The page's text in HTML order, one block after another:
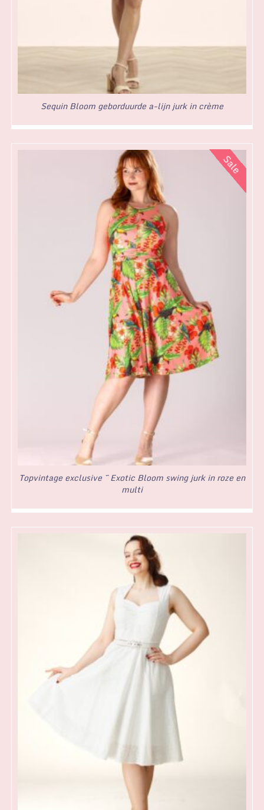
Sequin Bloom geborduurde a-lijn jurk in crème
Topvintage exclusive ~ Exotic Bloom swing jurk in roze en
multi